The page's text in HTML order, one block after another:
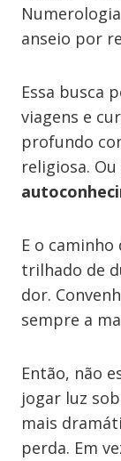
anseio por
Essa busca
viagens e
profundo
religiosa.
E o
trilhado de
dor.
sempre a
Então, não
jogar luz
mais
perda. Em